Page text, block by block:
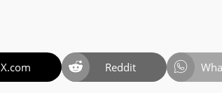
X.com Reddit